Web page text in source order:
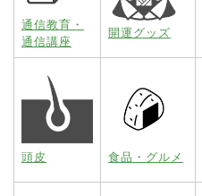
通信教育・
通信講座
開運グッズ
頭皮 食品・グルメ